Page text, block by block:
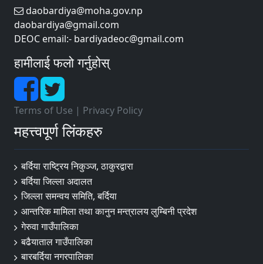
daobardiya@moha.gov.np
daobardiya@gmail.com
DEOC email:- bardiyadeoc@gmail.com
हामीलाई फलो गर्नुहोस्
Terms of Use | Privacy Policy
महत्त्वपूर्ण लिंकहरु
बर्दिया राष्ट्रिय निकुञ्ज, ठाकुरद्वारा
बर्दिया जिल्ला अदालत
जिल्ला समन्वय समिति, बर्दिया
आन्तरिक मामिला तथा कानुन मन्त्रालय लुम्बिनी प्रदेश
गेरुवा गाउँपालिका
बढैयाताल गाउँपालिका
बारबर्दिया नगरपालिका